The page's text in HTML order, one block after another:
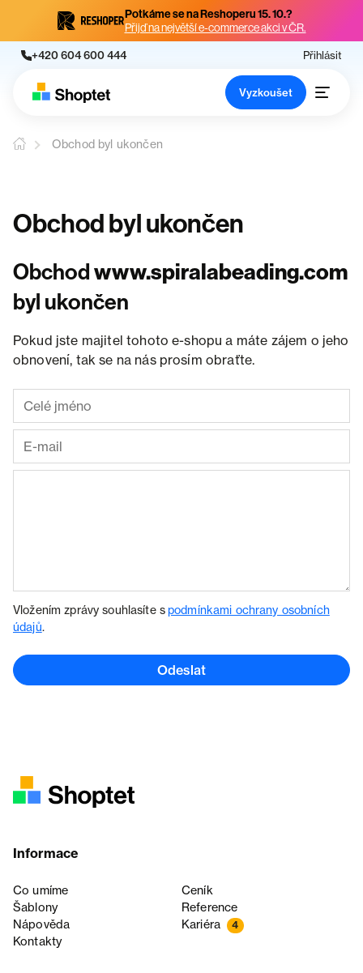
Potkáme se na Reshoperu 15. 10.?
Přijď na největší e-commerce akci v ČR.
+420 604 600 444 Přihlásit
Vyzkoušet
Obchod byl ukončen
Obchod byl ukončen
Obchodwww.spiralabeading.com
byl ukončen
Pokud jste majitel tohoto e-shopu a máte zájem o jeho
obnovení, tak se na nás prosím obraťte.
Vložením zprávy souhlasíte spodmínkami ochrany osobních
údajů.
Odeslat
Informace
Co umíme
Ceník
Šablony
Reference
Nápověda
Kariéra 4
Kontakty